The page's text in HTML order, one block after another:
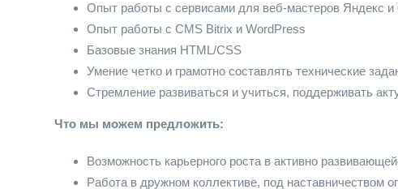
Опыт работы с сервисами для веб-мастеров Яндекс и
Опыт работы с CMS Bitrix и WordPress
Базовые знания HTML/CSS
Умение четко и грамотно составлять технические
Стремление развиваться и учиться, поддерживать
Что мы можем предложить:
Возможность карьерного роста в активно
Работа в дружном коллективе, под наставничеством